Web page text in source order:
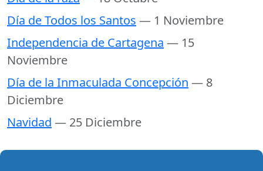
Día de Todos los Santos — 1 Noviembre
Independencia de Cartagena — 15
Noviembre
Día de la Inmaculada Concepción — 8
Diciembre
Navidad — 25 Diciembre